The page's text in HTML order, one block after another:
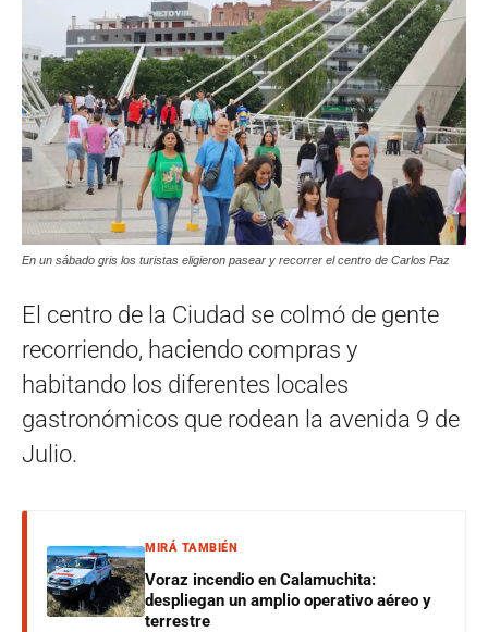
En un sábado gris los turistas eligieron pasear y recorrer el centro de Carlos Paz
El centro de la Ciudad se colmó de gente
recorriendo, haciendo compras y
habitando los diferentes locales
gastronómicos que rodean la avenida 9 de
Julio.
MIRÁ TAMBIÉN
Voraz incendio en Calamuchita:
despliegan un amplio operativo aéreo y
terrestre